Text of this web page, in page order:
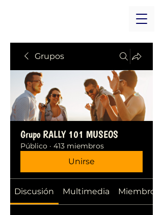
Grupos
Grupo RALLY 101 MUSEOS
Público · 413 miembros
Unirse
Discusión Multimedia Miembros